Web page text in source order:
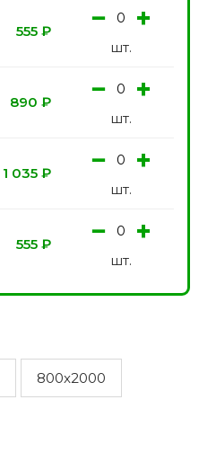
555 ₽ − +
шт.
890 ₽ − +
шт.
1 035 ₽ − +
шт.
555 ₽ − +
шт.
800x2000